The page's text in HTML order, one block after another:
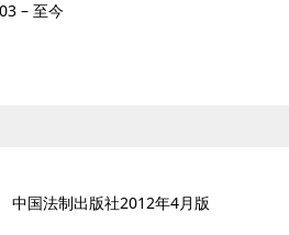
– 至今
中国法制出版社2012年4月版